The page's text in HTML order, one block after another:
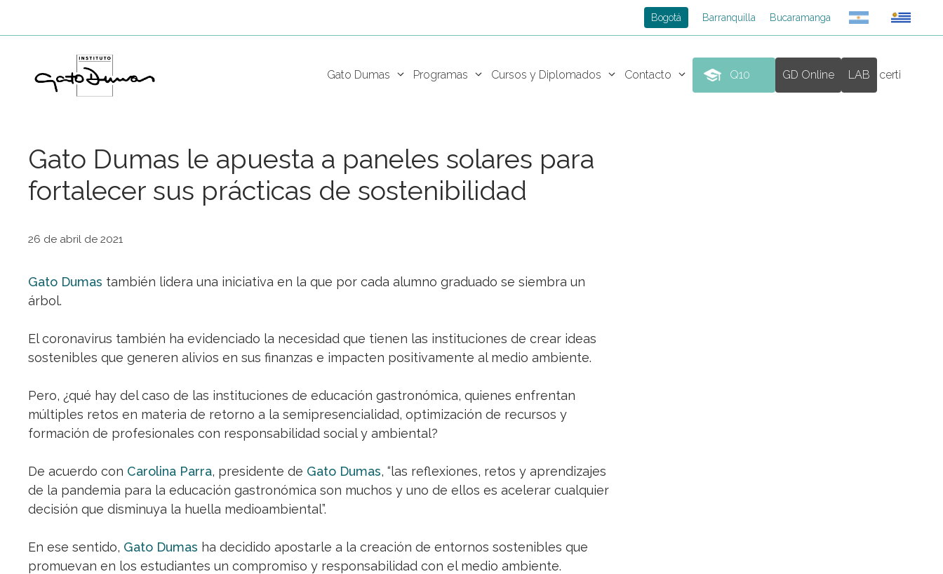
Bogotá Barranquilla Bucaramanga
Gato Dumas Programas Cursos y Diplomados Contacto Q10 GD Online LAB certi
Gato Dumas le apuesta a paneles solares para
fortalecer sus prácticas de sostenibilidad
26 de abril de 2021
Gato Dumas también lidera una iniciativa en la que por cada alumno graduado se siembra un
árbol.
El coronavirus también ha evidenciado la necesidad que tienen las instituciones de crear ideas
sostenibles que generen alivios en sus finanzas e impacten positivamente al medio ambiente.
Pero, ¿qué hay del caso de las instituciones de educación gastronómica, quienes enfrentan
múltiples retos en materia de retorno a la semipresencialidad, optimización de recursos y
formación de profesionales con responsabilidad social y ambiental?
De acuerdo con Carolina Parra, presidente de Gato Dumas, “las reflexiones, retos y aprendizajes
de la pandemia para la educación gastronómica son muchos y uno de ellos es acelerar cualquier
decisión que disminuya la huella medioambiental”.
En ese sentido, Gato Dumas ha decidido apostarle a la creación de entornos sostenibles que
promuevan en los estudiantes un compromiso y responsabilidad con el medio ambiente.